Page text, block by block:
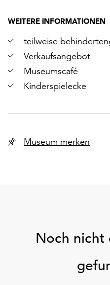
WEITERE INFORMATIONEN
teilweise
Verkaufsangebot
Museumscafé
Kinderspielecke
Museum merken
Noch nicht